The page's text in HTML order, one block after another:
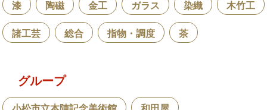
漆 陶磁 金工 ガラス 染織 木竹工
諸工芸 総合 指物・調度 茶
グループ